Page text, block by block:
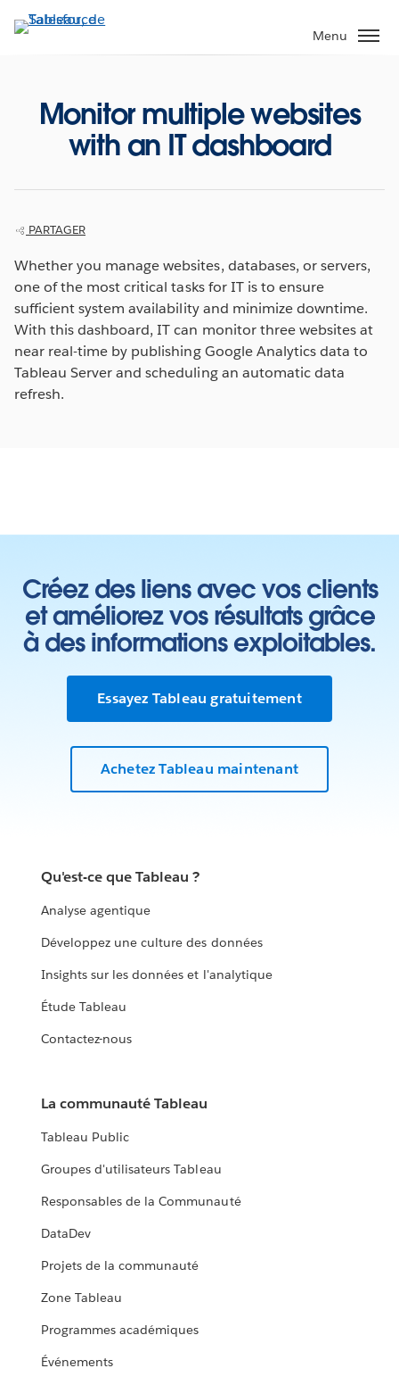
Aller
au
Menu
Monitor multiple websites
with an IT dashboard
PARTAGER
Whether you manage websites, databases, or servers,
one of the most critical tasks for IT is to ensure
sufficient system availability and minimize downtime.
With this dashboard, IT can monitor three websites at
near real-time by publishing Google Analytics data to
Tableau Server and scheduling an automatic data
refresh.
Créez des liens avec vos clients
et améliorez vos résultats grâce
à des informations exploitables.
Essayez Tableau gratuitement
Achetez Tableau maintenant
Qu'est-ce que Tableau ?
Analyse agentique
Développez une culture des données
Insights sur les données et l'analytique
Étude Tableau
Contactez-nous
La communauté Tableau
Tableau Public
Groupes d'utilisateurs Tableau
Responsables de la Communauté
DataDev
Projets de la communauté
Zone Tableau
Programmes académiques
Événements